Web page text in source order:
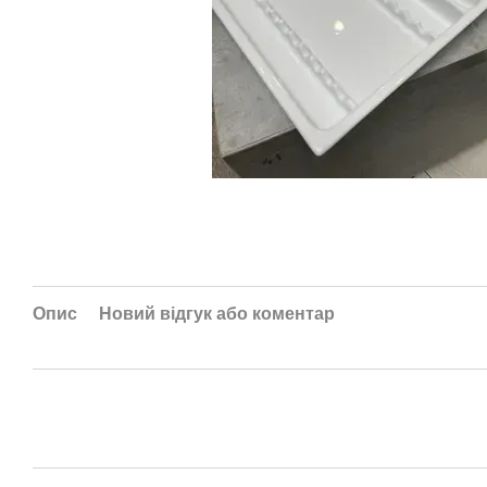
Опис Новий відгук або коментар